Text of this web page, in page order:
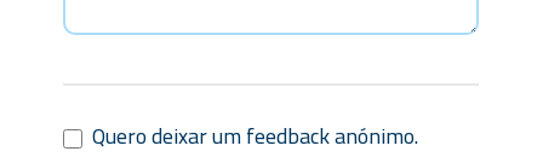
Quero deixar um feedback anónimo.